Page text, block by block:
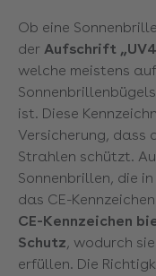
Ob eine
der Aufschrift
welche meistens
ist. Diese
Versicherung, dass
Strahlen schützt.
Sonnenbrillen, die
das CE-
CE-Kennzeichen
Schutz, wodurch
erfüllen. Die